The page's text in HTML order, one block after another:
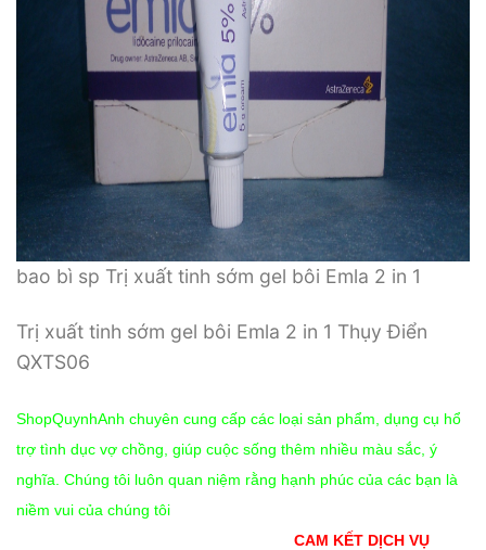
bao bì sp Trị xuất tinh sớm gel bôi Emla 2 in 1
Trị xuất tinh sớm gel bôi Emla 2 in 1 Thụy Điển
QXTS06
ShopQuynhAnh chuyên cung cấp các loại sản phẩm, dụng cụ hổ
trợ tình dục vợ chồng, giúp cuộc sống thêm nhiều màu sắc, ý
nghĩa. Chúng tôi luôn quan niệm rằng hạnh phúc của các bạn là
niềm vui của chúng tôi
CAM KẾT DỊCH VỤ